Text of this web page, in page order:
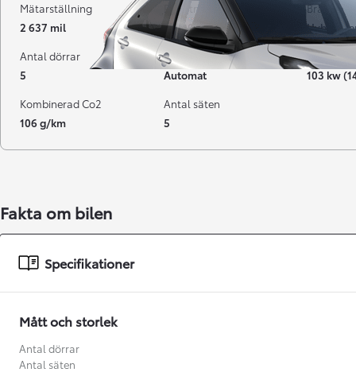
Från 238 900 kr
GR Yaris
Mätarställning
2 637 mil
Registrerad
04-2025
Bränsle
Hybrid
Antal dörrar
5
Växellåda
Automat
Effekt
103 kw
Kombinerad Co2
106 g/km
Antal säten
5
Fakta om bilen
Specifikationer
Mått och storlek
Antal dörrar
Antal säten